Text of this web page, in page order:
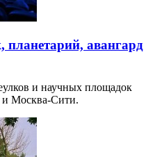
авангард
и научных площадок
и Москва-Сити.